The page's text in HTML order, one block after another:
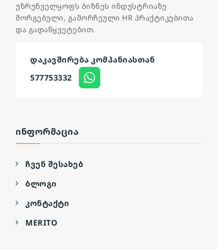
უზრუნველყოფს ბიზნეს ინდუსტრიაზე
მორგებული, გამორჩეული HR პრაქტიკებითა
და გადაწყვეტებით.
დაკავშირება კომპანიასთან
577753332
ᲘᲜᲤᲝᲠᲛᲐᲪᲘᲐ
ჩვენ შესახებ
ბლოგი
კონტაქტი
MERITO